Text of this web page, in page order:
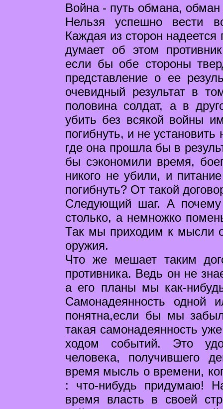
Война - путь обмана,
Нельзя успешно вести
Каждая из сторон
думает об этом
если бы обе стороны
представление о ее
очевидный результат в
половина солдат, а в
убить без всякой войны
погибнуть, и не
где она прошла бы в
бы сэкономили время,
никого не убили, и
погибнуть? От такой
Следующий шаг. А почему
столько, а немножко
Так мы приходим к мысли
оружия.
Что же мешает таким
противника. Ведь он не
а его планы мы как-
Самонадеянность одной
понятна,если бы мы
такая самонадеянность
ходом событий. Это
человека, получившего
время мысль о времени,
: что-нибудь придумаю!
время власть в своей